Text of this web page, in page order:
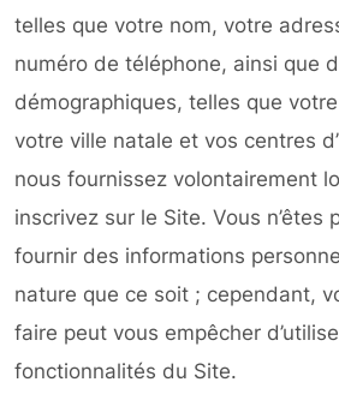
telles que votre nom, votre
numéro de téléphone, ainsi que
démographiques, telles que
votre ville natale et vos centres
nous fournissez volontairement
inscrivez sur le Site. Vous n’êtes
fournir des informations
nature que ce soit ; cependant,
faire peut vous empêcher
fonctionnalités du Site.